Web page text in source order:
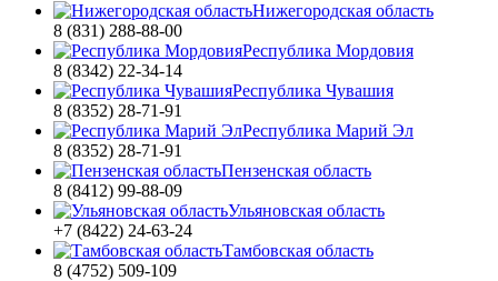
Нижегородская область
8 (831) 288-88-00
Республика Мордовия
8 (8342) 22-34-14
Республика Чувашия
8 (8352) 28-71-91
Республика Марий Эл
8 (8352) 28-71-91
Пензенская область
8 (8412) 99-88-09
Ульяновская область
+7 (8422) 24-63-24
Тамбовская область
8 (4752) 509-109